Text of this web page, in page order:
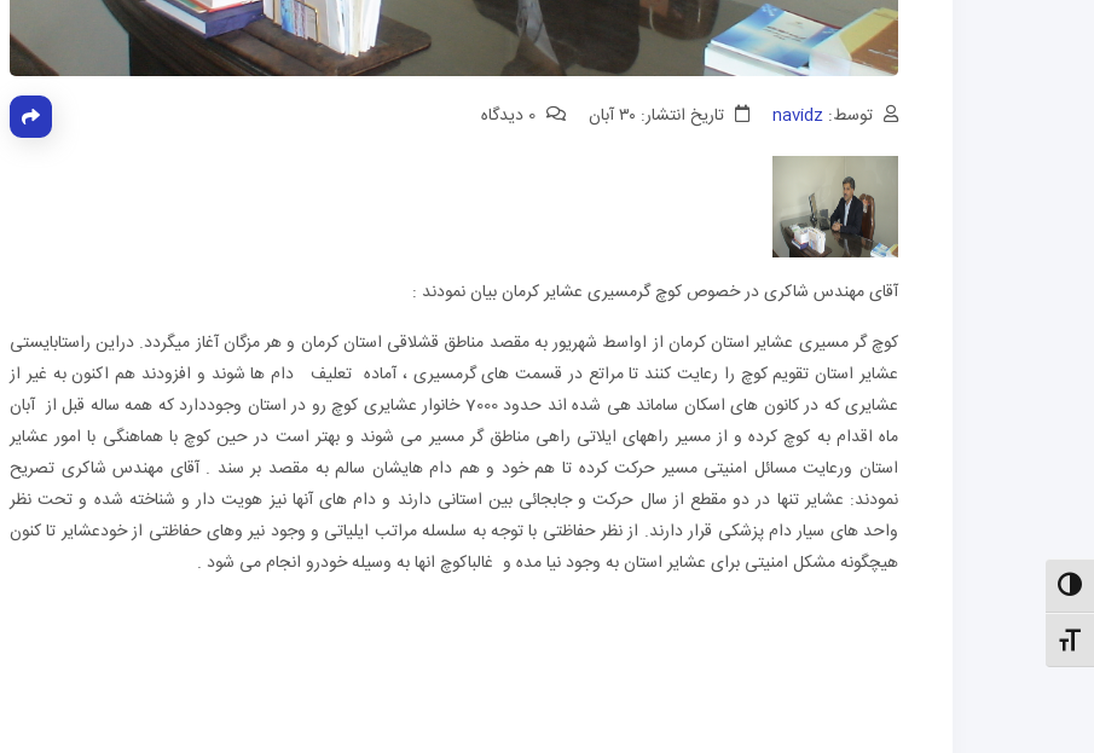
حالت کنتراست بالا
تنظیم اندازهٔ فونت
توسط: navidz تاریخ انتشار: ۳۰ آبان
آقای مهندس شاکری در خصوص کوچ گرمسیری عشایر کرمان بیان نمودند :
کوچ گر مسیری عشایر استان کرمان از اواسط شهریور به مقصد مناطق قشلاقی استان کرمان و هر مزگان آغاز میگردد. دراین راستابایستی
عشایر استان تقویم کوچ را رعایت کنند تا مراتع در قسمت های گرمسیری ، آماده تعلیف دام ها شوند و افزودند هم اکنون به غیر از
عشایری که در کانون های اسکان ساماند هی شده اند حدود 7000 خانوار عشایری کوچ رو در استان وجوددارد که همه ساله قبل از آبان
ماه اقدام به کوچ کرده و از مسیر راههای ایلاتی راهی مناطق گر مسیر می شوند و بهتر است در حین کوچ با هماهنگی با امور عشایر
استان ورعایت مسائل امنیتی مسیر حرکت کرده تا هم خود و هم دام هایشان سالم به مقصد بر سند . آقای مهندس شاکری تصریح
نمودند: عشایر تنها در دو مقطع از سال حرکت و جابجائی بین استانی دارند و دام های آنها نیز هویت دار و شناخته شده و تحت نظر
واحد های سیار دام پزشکی قرار دارند. از نظر حفاظتی با توجه به سلسله مراتب ایلیاتی و وجود نیر وهای حفاظتی از خودعشایر تا کنون
هیچگونه مشکل امنیتی برای عشایر استان به وجود نیا مده و غالباکوچ انها به وسیله خودرو انجام می شود .